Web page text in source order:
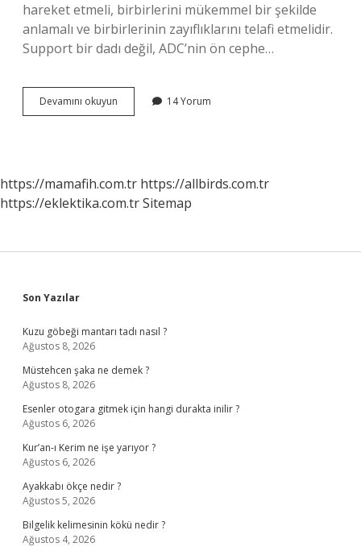
hareket etmeli, birbirlerini mükemmel bir şekilde
anlamalı ve birbirlerinin zayıflıklarını telafi etmelidir.
Support bir dadı değil, ADC’nin ön cephe…
Devamını okuyun
Of
14 Yorum
https://mamafih.com.tr https://allbirds.com.tr
https://eklektika.com.trSitemap
Sidebar
Son Yazılar
Kuzu göbeği mantarı tadı nasıl ?
Ağustos 8, 2026
Müstehcen şaka ne demek ?
Ağustos 8, 2026
Esenler otogara gitmek için hangi durakta inilir ?
Ağustos 6, 2026
Kur’an-ı Kerim ne işe yarıyor ?
Ağustos 6, 2026
Ayakkabı ökçe nedir ?
Ağustos 5, 2026
Bilgelik kelimesinin kökü nedir ?
Ağustos 4, 2026